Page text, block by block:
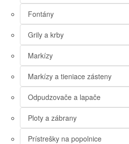
Fontány
Grily a krby
Markízy
Markízy a tieniace zásteny
Odpudzovače a lapače
Ploty a zábrany
Prístrešky na popolnice